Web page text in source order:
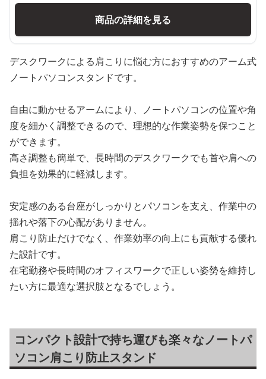
商品の詳細を見る
デスクワークによる肩こりに悩む方におすすめのアーム式
ノートパソコンスタンドです。
自由に動かせるアームにより、ノートパソコンの位置や角
度を細かく調整できるので、理想的な作業姿勢を保つこと
ができます。
高さ調整も簡単で、長時間のデスクワークでも首や肩への
負担を効果的に軽減します。
安定感のある台座がしっかりとパソコンを支え、作業中の
揺れや落下の心配がありません。
肩こり防止だけでなく、作業効率の向上にも貢献する優れ
た設計です。
在宅勤務や長時間のオフィスワークで正しい姿勢を維持し
たい方に最適な選択肢となるでしょう。
コンパクト設計で持ち運びも楽々なノートパ
ソコン肩こり防止スタンド